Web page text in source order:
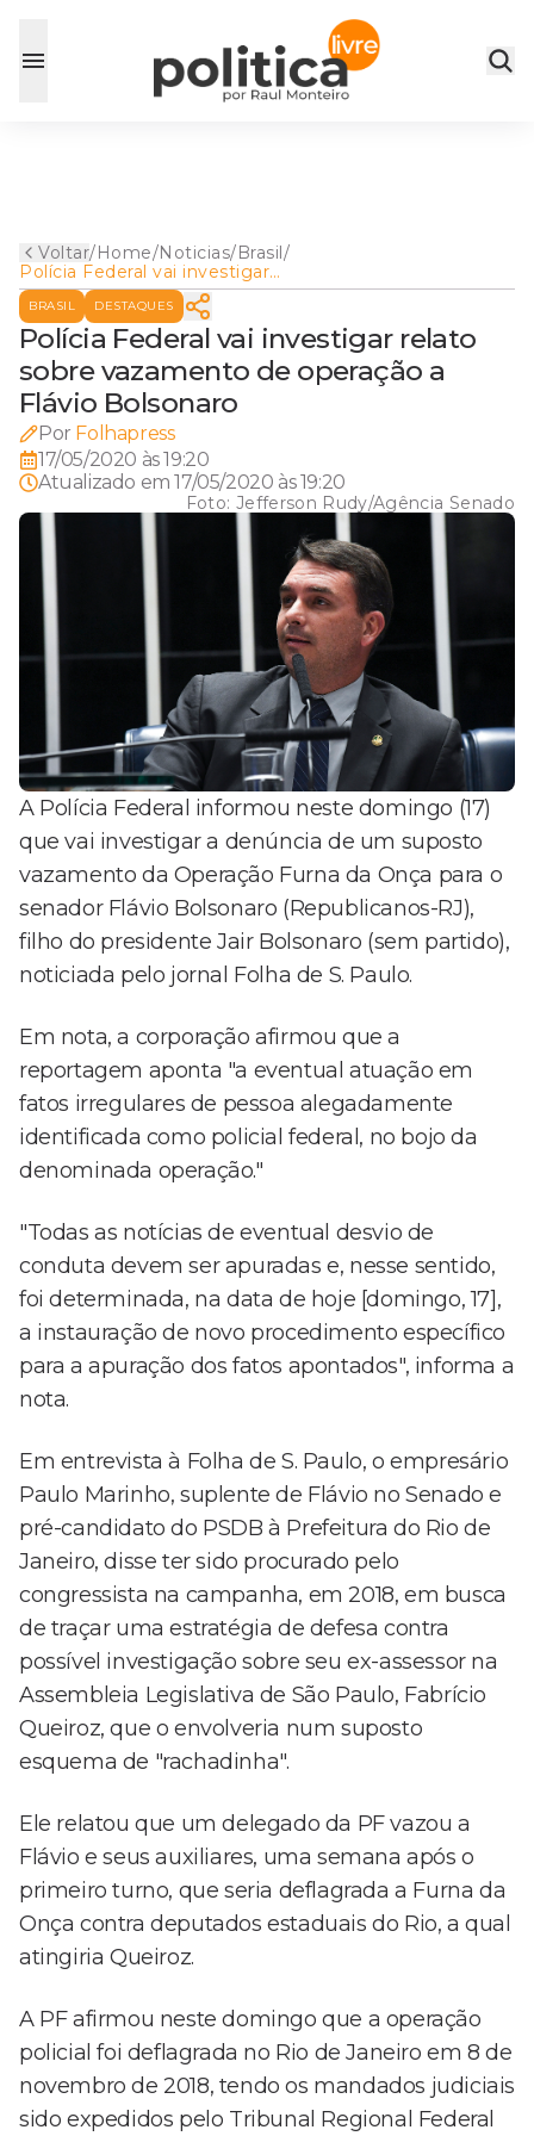
Voltar/Home/Noticias/Brasil/
Polícia Federal vai investigar
relato sobre vazamento de
operação a Flávio Bolsonaro
BRASIL DESTAQUES
Polícia Federal vai investigar relato
sobre vazamento de operação a
Flávio Bolsonaro
Por Folhapress
17/05/2020 às 19:20
Atualizado em17/05/2020 às 19:20
Foto: Jefferson Rudy/Agência Senado
A Polícia Federal informou neste domingo (17)
que vai investigar a denúncia de um suposto
vazamento da Operação Furna da Onça para o
senador Flávio Bolsonaro (Republicanos-RJ),
filho do presidente Jair Bolsonaro (sem partido),
noticiada pelo jornal Folha de S. Paulo.
Em nota, a corporação afirmou que a
reportagem aponta "a eventual atuação em
fatos irregulares de pessoa alegadamente
identificada como policial federal, no bojo da
denominada operação."
"Todas as notícias de eventual desvio de
conduta devem ser apuradas e, nesse sentido,
foi determinada, na data de hoje [domingo, 17],
a instauração de novo procedimento específico
para a apuração dos fatos apontados", informa a
nota.
Em entrevista à Folha de S. Paulo, o empresário
Paulo Marinho, suplente de Flávio no Senado e
pré-candidato do PSDB à Prefeitura do Rio de
Janeiro, disse ter sido procurado pelo
congressista na campanha, em 2018, em busca
de traçar uma estratégia de defesa contra
possível investigação sobre seu ex-assessor na
Assembleia Legislativa de São Paulo, Fabrício
Queiroz, que o envolveria num suposto
esquema de "rachadinha".
Ele relatou que um delegado da PF vazou a
Flávio e seus auxiliares, uma semana após o
primeiro turno, que seria deflagrada a Furna da
Onça contra deputados estaduais do Rio, a qual
atingiria Queiroz.
A PF afirmou neste domingo que a operação
policial foi deflagrada no Rio de Janeiro em 8 de
novembro de 2018, tendo os mandados judiciais
sido expedidos pelo Tribunal Regional Federal